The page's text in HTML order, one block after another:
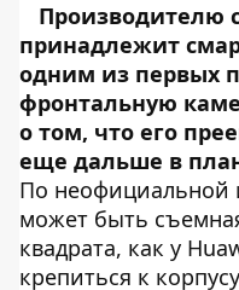
Производителю
принадлежит
одним из первых
фронтальную
о том, что его
еще дальше в
По неофициальной
может быть
квадрата, как у
крепиться к